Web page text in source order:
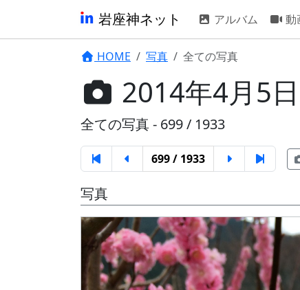
岩座神ネット アルバム 動
HOME 写真 全ての写真
2014年4月5
全ての写真 - 699 / 1933
699 / 1933
写真